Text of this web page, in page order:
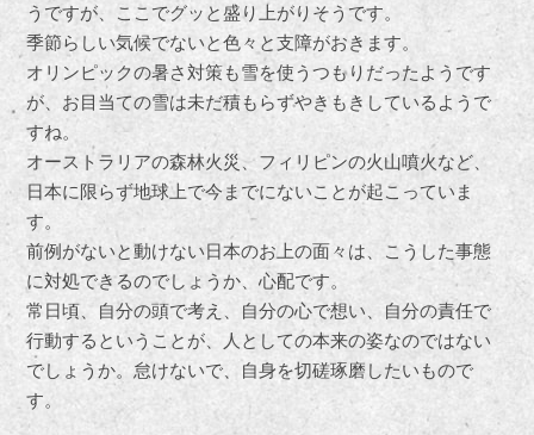
うですが、ここでグッと盛り上がりそうです。
季節らしい気候でないと色々と支障がおきます。
オリンピックの暑さ対策も雪を使うつもりだったようです
が、お目当ての雪は未だ積もらずやきもきしているようで
すね。
オーストラリアの森林火災、フィリピンの火山噴火など、
日本に限らず地球上で今までにないことが起こっていま
す。
前例がないと動けない日本のお上の面々は、こうした事態
に対処できるのでしょうか、心配です。
常日頃、自分の頭で考え、自分の心で想い、自分の責任で
行動するということが、人としての本来の姿なのではない
でしょうか。怠けないで、自身を切磋琢磨したいもので
す。